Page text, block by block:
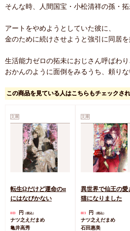
そんな時、人間国宝・小松清祥の孫・拓
アートをやめようとしていた彼に、
金のために続けさせようと強引に同居を
生活能力ゼロの拓未におじさん呼ばわり
おかんのように面倒をみるうち、頼り
この商品を見ている人はこちらもチェックさ
文庫
転生Ωだけど運命のα
にはなびかない
803 円 （税込）
ナツ之えだまめ
亀井高秀
文庫
異世界で仙王の愛
猫になりました
803 円 （税込）
ナツ之えだまめ
石田惠美